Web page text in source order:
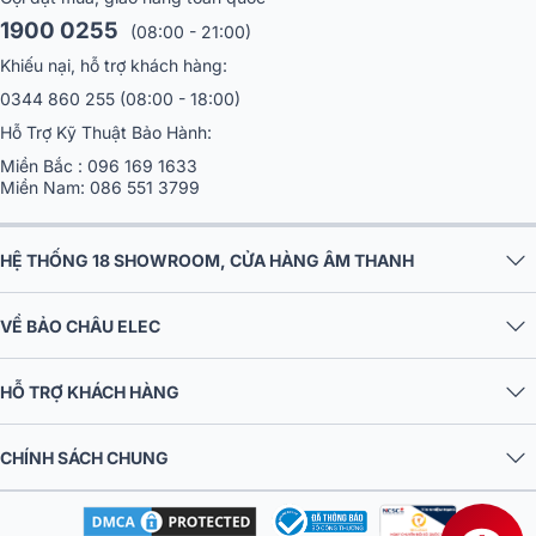
thống bộ dàn chất lượng cao cho không gian các cửa hàng.
Hệ thống âm thanh quán cafe, nhà hàng,
trong nhà ngoài trời
Hệ thống âm thanh quán cafe nhạc nền trong
nhà ngoài trời chuẩn hay. Tư vấn thiết kế và
vườn, sân thượng. 1900.0255
1900 0255
(08:00 - 21:00)
Khiếu nại, hỗ trợ khách hàng:
0344 860 255 (08:00 - 18:00)
Hỗ Trợ Kỹ Thuật Bảo Hành:
Miền Bắc : 096 169 1633
Miền Nam: 086 551 3799
HỆ THỐNG 18 SHOWROOM, CỬA HÀNG ÂM THANH
VỀ BẢO CHÂU ELEC
HỖ TRỢ KHÁCH HÀNG
CHÍNH SÁCH CHUNG